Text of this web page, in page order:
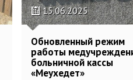
15.06.2025
Обновленный режим
работы
больничной кассы
«Меухедет»